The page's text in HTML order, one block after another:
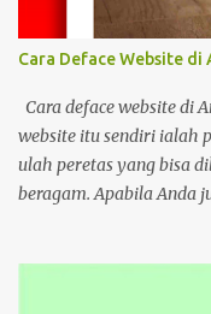
unggahannya, terlihat
setelah digunakan
Web kayak gini bahaya
virus juga. Coba deh
cyberspace, google
Kompas...
Cara Deface Website
Cara deface website di
website itu sendiri ialah
ulah peretas yang bisa
beragam. Apabila Anda